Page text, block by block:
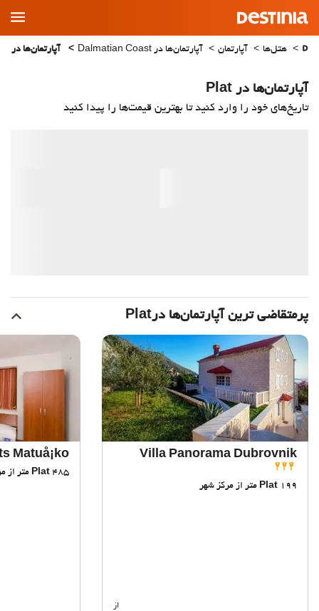
Main
Menu
هتل‌ها آپارتمان آپارتمان‌ها در Dalmatian Coast آپارتمان‌ها در Plat
آپارتمان‌ها در Plat
تاریخ‌های خود را وارد کنید تا بهترین قیمت‌ها را پیدا کنید
پرمتقاضی ترین آپارتمان‌‌ها درPlat
Villa Panorama Dubrovnik
Plat 199 متر از مرکز شهر
از
Matuå¡ko
Plat 485 متر از مرکز شهر